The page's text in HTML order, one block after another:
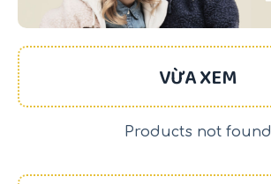
VỪA XEM
Products not found